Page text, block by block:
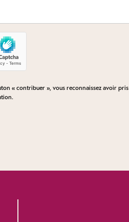
« contribuer », vous reconnaissez avoir pris
.